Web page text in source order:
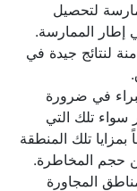
لتحصيل
الممارسة.
إلى 6 قواعد ضامنة لنتائج جيدة في
في ضرورة
تلك التي
تلك المنطقة
حجم المخاطرة.
المجاورة